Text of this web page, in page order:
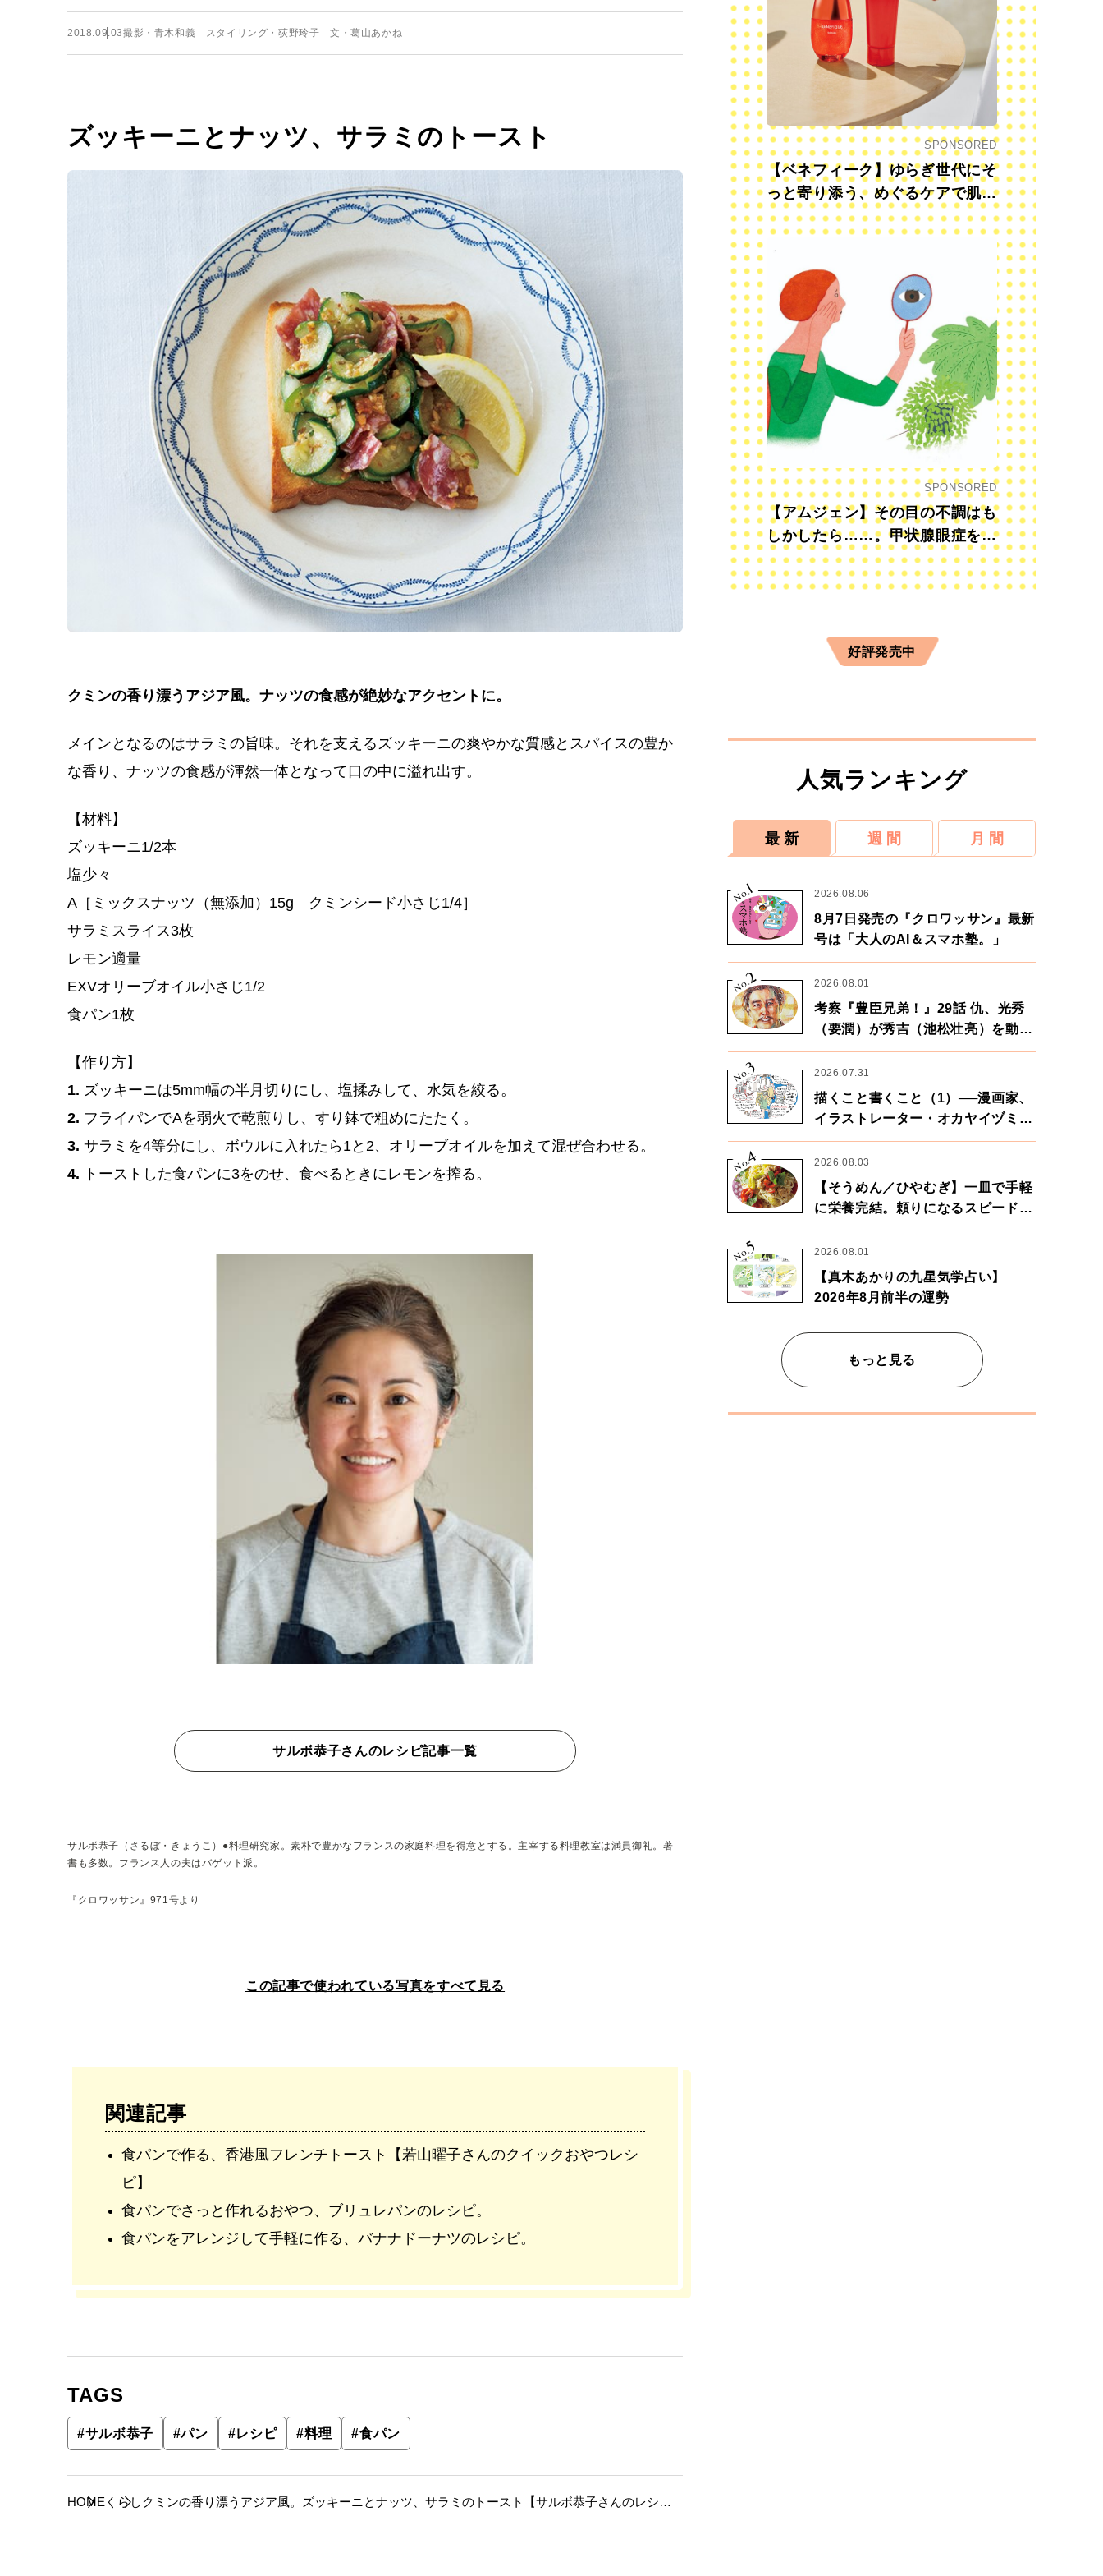
2018.09.03撮影・青木和義 スタイリング・荻野玲子 文・葛山あかね
ズッキーニとナッツ、サラミのトースト
クミンの香り漂うアジア風。ナッツの食感が絶妙なアクセントに。
メインとなるのはサラミの旨味。それを支えるズッキーニの爽やかな質感とスパイスの豊か
な香り、ナッツの食感が渾然一体となって口の中に溢れ出す。
【材料】
ズッキーニ1/2本
塩少々
A［ミックスナッツ（無添加）15g クミンシード小さじ1/4］
サラミスライス3枚
レモン適量
EXVオリーブオイル小さじ1/2
食パン1枚
【作り方】
1. ズッキーニは5mm幅の半月切りにし、塩揉みして、水気を絞る。
2. フライパンでAを弱火で乾煎りし、すり鉢で粗めにたたく。
3. サラミを4等分にし、ボウルに入れたら1と2、オリーブオイルを加えて混ぜ合わせる。
4. トーストした食パンに3をのせ、食べるときにレモンを搾る。
サルボ恭子さんのレシピ記事一覧
サルボ恭子（さるぼ・きょうこ）●料理研究家。素朴で豊かなフランスの家庭料理を得意とする。主宰する料理教室は満員御礼。著
書も多数。フランス人の夫はバゲット派。
『クロワッサン』971号より
この記事で使われている写真をすべて見る
関連記事
食パンで作る、香港風フレンチトースト【若山曜子さんのクイックおやつレシ
ピ】
食パンでさっと作れるおやつ、ブリュレパンのレシピ。
食パンをアレンジして手軽に作る、バナナドーナツのレシピ。
TAGS
#サルボ恭子 #パン #レシピ #料理 #食パン
HOME くらしクミンの香り漂うアジア風。ズッキーニとナッツ、サラミのトースト【サルボ恭子さんのレシ
SPONSORED
【ベネフィーク】ゆらぎ世代にそ
っと寄り添う、めぐるケアで肌も
心も前向きに
SPONSORED
【アムジェン】その目の不調はも
しかしたら……。甲状腺眼症を知
っていますか？
好評発売中
人気ランキング
最 新 週 間 月 間
No.
1 2026.08.06
8月7日発売の『クロワッサン』最新
号は「大人のAI＆スマホ塾。」
No.2 2026.08.01
考察『豊臣兄弟！』29話 仇、光秀
（要潤）が秀吉（池松壮亮）を動か
す。天下に向けた兄弟の分岐点。
No.
3 2026.07.31
描くこと書くこと（1）──漫画家、
イラストレーター・オカヤイヅミさ
ん×漫画家・鶴谷香央理さん
No.
4 2026.08.03
【そうめん／ひやむぎ】一皿で手軽
に栄養完結。頼りになるスピードパ
ワー麺
No.
5 2026.08.01
【真木あかりの九星気学占い】
2026年8月前半の運勢
もっと見る